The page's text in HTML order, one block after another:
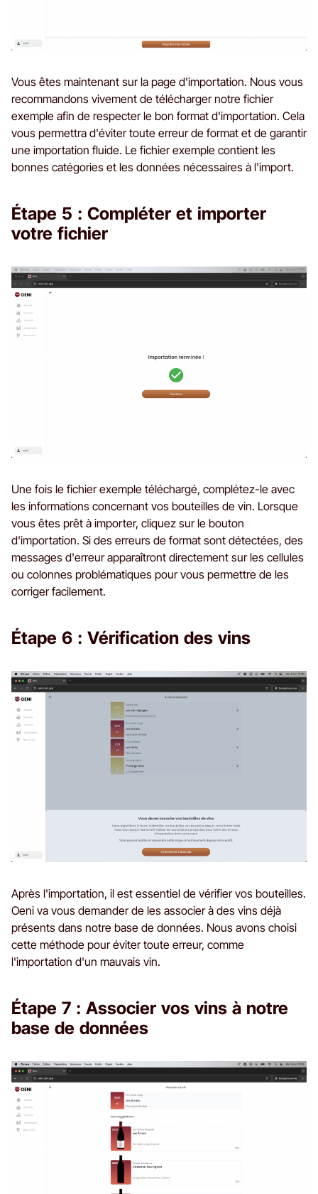
Vous êtes maintenant sur la page d'importation. Nous vous
recommandons vivement de télécharger notre fichier
exemple afin de respecter le bon format d'importation. Cela
vous permettra d'éviter toute erreur de format et de garantir
une importation fluide. Le fichier exemple contient les
bonnes catégories et les données nécessaires à l'import.
Étape 5 : Compléter et importer
votre fichier
Une fois le fichier exemple téléchargé, complétez-le avec
les informations concernant vos bouteilles de vin. Lorsque
vous êtes prêt à importer, cliquez sur le bouton
d'importation. Si des erreurs de format sont détectées, des
messages d'erreur apparaîtront directement sur les cellules
ou colonnes problématiques pour vous permettre de les
corriger facilement.
Étape 6 : Vérification des vins
Après l'importation, il est essentiel de vérifier vos bouteilles.
Oeni va vous demander de les associer à des vins déjà
présents dans notre base de données. Nous avons choisi
cette méthode pour éviter toute erreur, comme
l'importation d'un mauvais vin.
Étape 7 : Associer vos vins à notre
base de données